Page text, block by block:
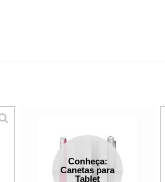
Conheça:
Canetas para
Tablet